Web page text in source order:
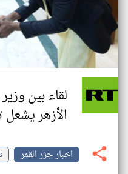
لقاء بين
الأزهر
اخبار جزر القمر